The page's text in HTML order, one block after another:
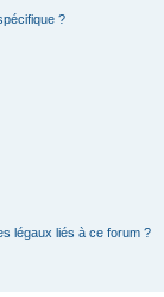
?
légaux liés à ce forum ?